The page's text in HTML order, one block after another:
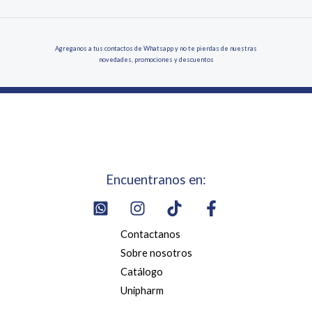
Agreganos a tus contactos de Whatsapp y no te pierdas de nuestras
novedades, promociones y descuentos
Encuentranos en:
Contactanos
Sobre nosotros
Catálogo
Unipharm